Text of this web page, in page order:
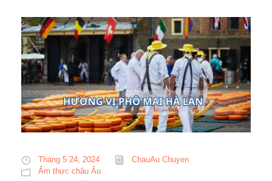
Tháng 5 24, 2024
ChauAu Chuyen
Ẩm thực châu Âu